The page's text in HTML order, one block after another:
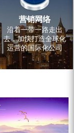
营销网络
沿着一带一路走出
去，加快打造全球化
运营的国际化公司